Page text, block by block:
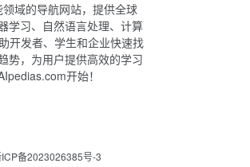
域的导航网站，提供全球
学习、自然语言处理、计算
开发者、学生和企业快速找
势，为用户提供高效的学习
开始！
备2023026385号-3